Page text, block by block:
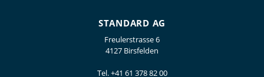
STANDARD AG
Freulerstrasse 6
4127 Birsfelden
Tel.+41 61 378 82 00